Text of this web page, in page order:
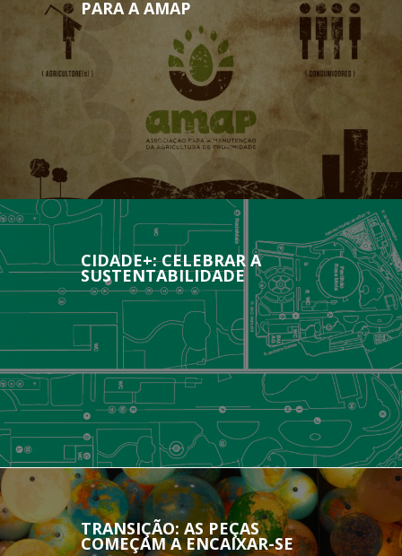
PARA A AMAP
CIDADE+: CELEBRAR A
SUSTENTABILIDADE
MOVING CAUSE NO CIDADE+
TRANSIÇÃO: AS PEÇAS
COMEÇAM A ENCAIXAR-SE